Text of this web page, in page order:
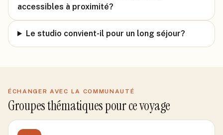
accessibles à proximité?
Le studio convient-il pour un long séjour?
ÉCHANGER AVEC LA COMMUNAUTÉ
Groupes thématiques pour ce voyage